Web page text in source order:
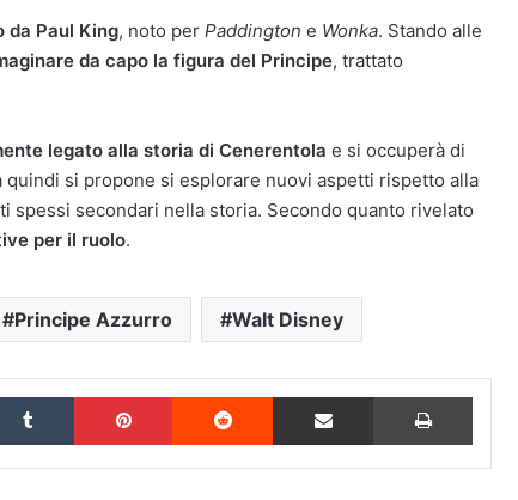
Paul King, noto per Paddington e Wonka. Stando alle
da capo la figura del Principe, trattato
legato alla storia di Cenerentola e si occuperà di
quindi si propone si esplorare nuovi aspetti rispetto alla
spessi secondari nella storia. Secondo quanto rivelato
per il ruolo.
Principe Azzurro Walt Disney
Tumblr Pinterest Reddit Condividi via Email Stampa